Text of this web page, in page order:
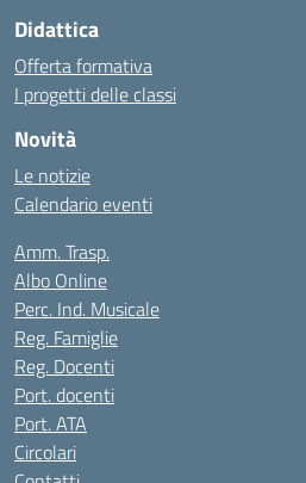
Didattica
Offerta formativa
I progetti delle classi
Novità
Le notizie
Calendario eventi
Amm. Trasp.
Albo Online
Perc. Ind. Musicale
Reg. Famiglie
Reg. Docenti
Port. docenti
Port. ATA
Circolari